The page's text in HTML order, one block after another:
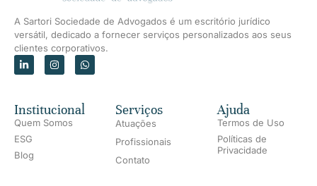
A Sartori Sociedade de Advogados é um escritório jurídico
versátil, dedicado a fornecer serviços personalizados aos seus
clientes corporativos.
Institucional
Quem Somos
ESG
Blog
Serviços
Atuações
Profissionais
Contato
Ajuda
Termos de Uso
Políticas de
Privacidade